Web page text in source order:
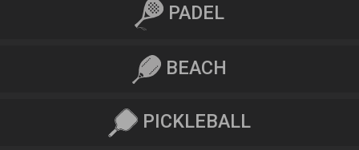
PADEL
BEACH
PICKLEBALL